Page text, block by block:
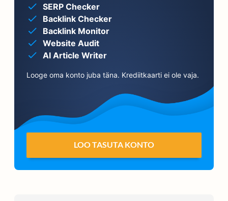
SERP Checker
Backlink Checker
Backlink Monitor
Website Audit
AI Article Writer
Looge oma konto juba täna. Krediitkaarti ei ole vaja.
LOO TASUTA KONTO